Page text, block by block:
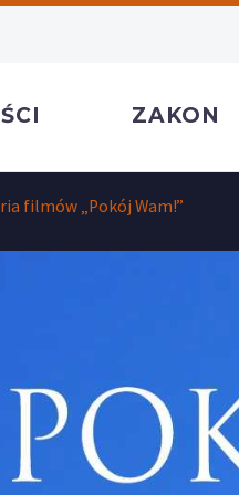
ZAKON
filmów „Pokój Wam!”